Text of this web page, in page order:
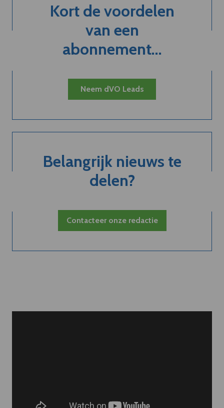
Kort de voordelen
van een
abonnement...
Neem dVO Leads
Belangrijk nieuws te
delen?
Contacteer onze redactie